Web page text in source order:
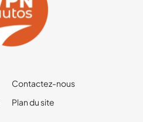
Contactez-nous
Plan du site